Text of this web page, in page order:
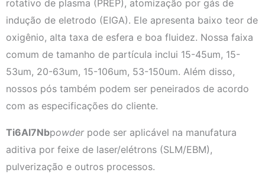
rotativo de plasma (PREP), atomização por gás de
indução de eletrodo (EIGA). Ele apresenta baixo teor de
oxigênio, alta taxa de esfera e boa fluidez. Nossa faixa
comum de tamanho de partícula inclui 15-45um, 15-
53um, 20-63um, 15-106um, 53-150um. Além disso,
nossos pós também podem ser peneirados de acordo
com as especificações do cliente.
Ti6Al7Nbpowderpode ser aplicável na manufatura
aditiva por feixe de laser/elétrons (SLM/EBM),
pulverização e outros processos.